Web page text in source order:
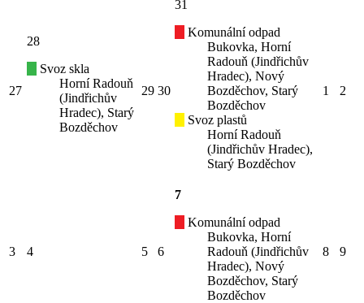
27
28
Svoz skla
Horní Radouň
(Jindřichův
Hradec), Starý
Bozděchov
29 30
31
Komunální odpad
Bukovka, Horní
Radouň (Jindřichův
Hradec), Nový
Bozděchov, Starý
Bozděchov
Svoz plastů
Horní Radouň
(Jindřichův Hradec),
Starý Bozděchov
1 2
3 4 5 6
7
Komunální odpad
Bukovka, Horní
Radouň (Jindřichův
Hradec), Nový
Bozděchov, Starý
Bozděchov
8 9